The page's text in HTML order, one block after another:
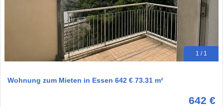
1 / 1
Wohnung zum Mieten in Essen 642 € 73.31 m²
642 €